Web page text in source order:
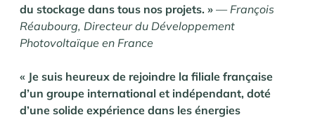
du stockage dans tous nos projets. » — François
Réaubourg, Directeur du Développement
Photovoltaïque en France
« Je suis heureux de rejoindre la filiale française
d’un groupe international et indépendant, doté
d’une solide expérience dans les énergies